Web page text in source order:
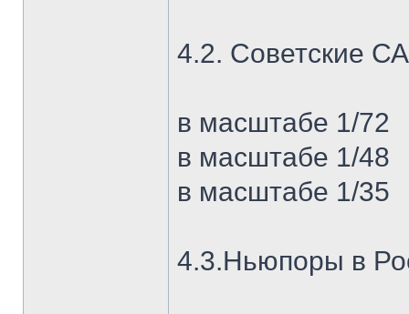
4.2. Советские
в масштабе 1/72
в масштабе 1/48
в масштабе 1/35
4.3.Ньюпоры в